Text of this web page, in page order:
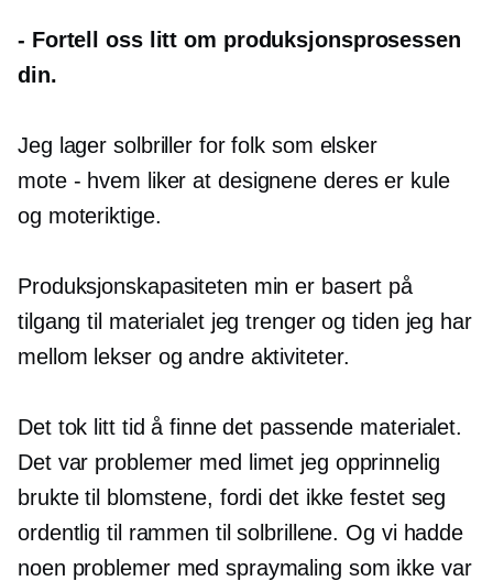
- Fortell oss litt om produksjonsprosessen
din.
Jeg lager solbriller for folk som elsker
mote - hvem liker at designene deres er kule
og moteriktige.
Produksjonskapasiteten min er basert på
tilgang til materialet jeg trenger og tiden jeg har
mellom lekser og andre aktiviteter.
Det tok litt tid å finne det passende materialet.
Det var problemer med limet jeg opprinnelig
brukte til blomstene, fordi det ikke festet seg
ordentlig til rammen til solbrillene. Og vi hadde
noen problemer med spraymaling som ikke var